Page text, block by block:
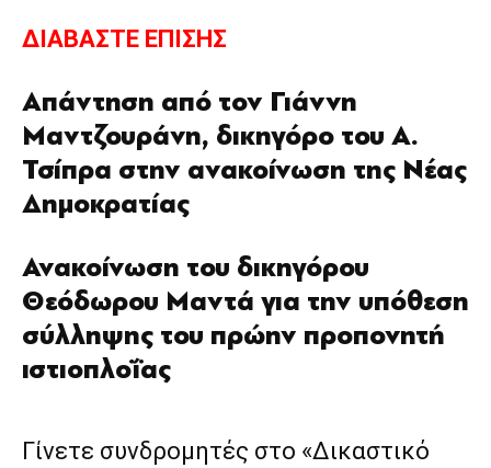
ΔΙΑΒΑΣΤΕ ΕΠΙΣΗΣ
Απάντηση από τον Γιάννη
Μαντζουράνη, δικηγόρο του Α.
Τσίπρα στην ανακοίνωση της Νέας
Δημοκρατίας
Ανακοίνωση του δικηγόρου
Θεόδωρου Μαντά για την υπόθεση
σύλληψης του πρώην προπονητή
ιστιοπλοΐας
Γίνετε συνδρομητές στο «Δικαστικό